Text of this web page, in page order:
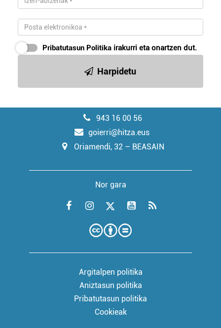
Pribatutasun Politika irakurri eta onartzen dut.
Harpidetu
943 16 00 56
goierri@hitza.eus
Oriamendi, 32 – BEASAIN
Nor gara
Argitalpen politika
Aniztasun politika
Pribatutasun politika
Cookieak